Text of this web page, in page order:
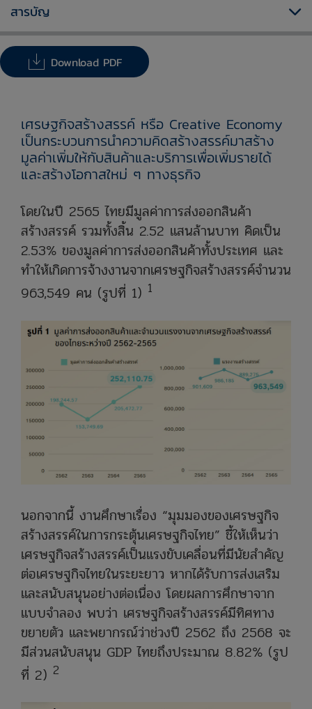
เศรษฐกิจสร้างสรรค์ หรือ Creative Economy
เป็นกระบวนการนำความคิดสร้างสรรค์มาสร้าง
มูลค่าเพิ่มให้กับสินค้าและบริการเพื่อเพิ่มรายได้
และสร้างโอกาสใหม่ ๆ ทางธุรกิจ
โดยในปี 2565 ไทยมีมูลค่าการส่งออกสินค้า
สร้างสรรค์ รวมทั้งสิ้น 2.52 แสนล้านบาท คิดเป็น
2.53% ของมูลค่าการส่งออกสินค้าทั้งประเทศ และ
ทำให้เกิดการจ้างงานจากเศรษฐกิจสร้างสรรค์จำนวน
963,549 คน (รูปที่ 1) 1
นอกจากนี้ งานศึกษาเรื่อง “มุมมองของเศรษฐกิจ
สร้างสรรค์ในการกระตุ้นเศรษฐกิจไทย” ชี้ให้เห็นว่า
เศรษฐกิจสร้างสรรค์เป็นแรงขับเคลื่อนที่มีนัยสำคัญ
ต่อเศรษฐกิจไทยในระยะยาว หากได้รับการส่งเสริม
และสนับสนุนอย่างต่อเนื่อง โดยผลการศึกษาจาก
แบบจำลอง พบว่า เศรษฐกิจสร้างสรรค์มีทิศทาง
ขยายตัว และพยากรณ์ว่าช่วงปี 2562 ถึง 2568 จะ
มีส่วนสนับสนุน GDP ไทยถึงประมาณ 8.82% (รูป
ที่ 2) 2
สารบัญ
Download PDF